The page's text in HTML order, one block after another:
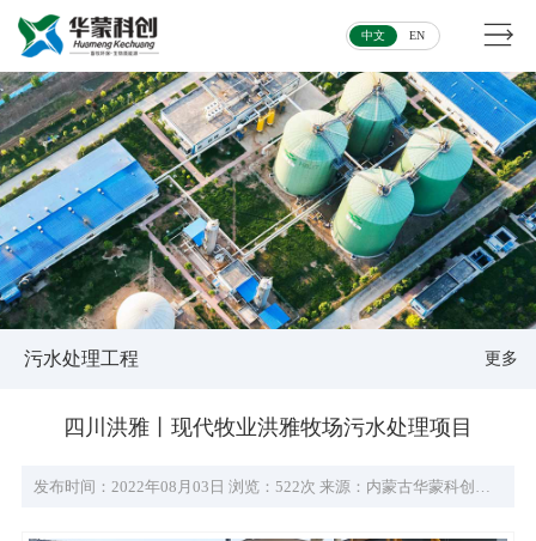
中文 EN
污水处理工程 更多
四川洪雅丨现代牧业洪雅牧场污水处理项目
发布时间：2022年08月03日 浏览：522次 来源：内蒙古华蒙科创环保科技有限公司